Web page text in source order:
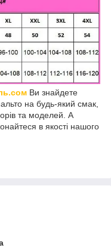
Ви знайдете
на будь-який смак,
та моделей. А
в якості нашого